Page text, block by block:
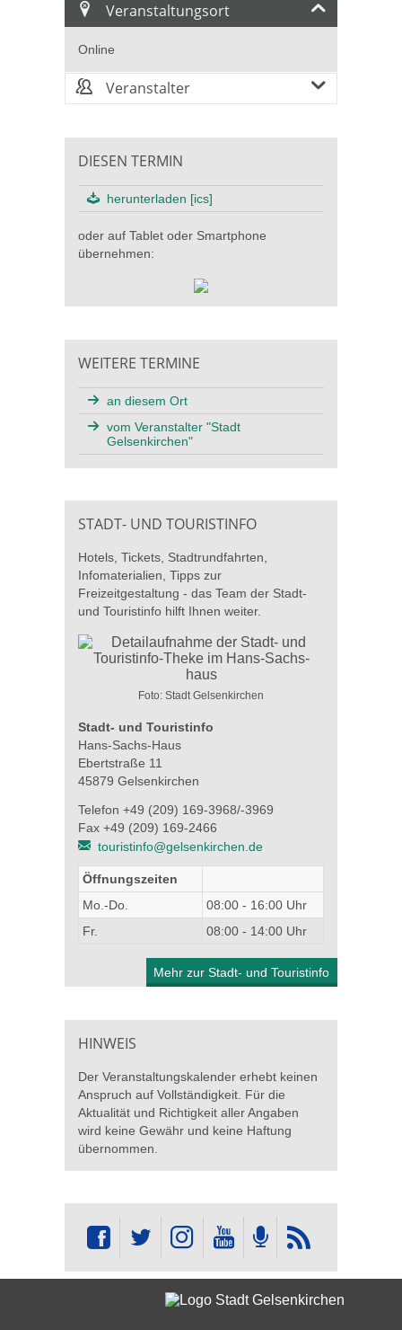
Veranstaltungsort
Online
Veranstalter
DIESEN TERMIN
herunterladen [ics]
oder auf Tablet oder Smartphone
übernehmen:
WEITERE TERMINE
an diesem Ort
vom Veranstalter "Stadt
Gelsenkirchen"
STADT- UND TOURISTINFO
Hotels, Tickets, Stadtrundfahrten,
Infomaterialien, Tipps zur
Freizeitgestaltung - das Team der Stadt-
und Touristinfo hilft Ihnen weiter.
Foto: Stadt Gelsenkirchen
Stadt- und Touristinfo
Hans-Sachs-Haus
Ebertstraße 11
45879 Gelsenkirchen
Telefon +49 (209) 169-3968/-3969
Fax +49 (209) 169-2466
touristinfo@gelsenkirchen.de
Öffnungszeiten
Mo.-Do.
08:00 - 16:00 Uhr
Fr.
08:00 - 14:00 Uhr
Mehr zur Stadt- und Touristinfo
HINWEIS
Der Veranstaltungskalender erhebt keinen
Anspruch auf Vollständigkeit. Für die
Aktualität und Richtigkeit aller Angaben
wird keine Gewähr und keine Haftung
übernommen.